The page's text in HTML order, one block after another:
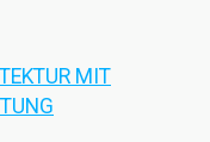
MIT